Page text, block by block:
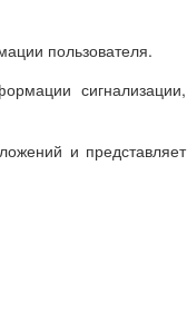
пользователя.
сигнализации,
и представляет